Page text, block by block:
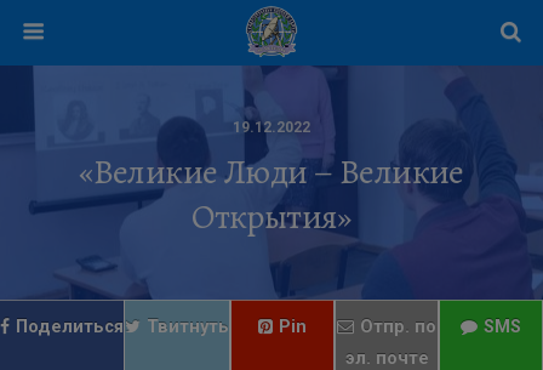
19.12.2022
«Великие Люди – Великие
Открытия»
Поделиться Твитнуть Pin
Отпр. по
эл. почте
SMS